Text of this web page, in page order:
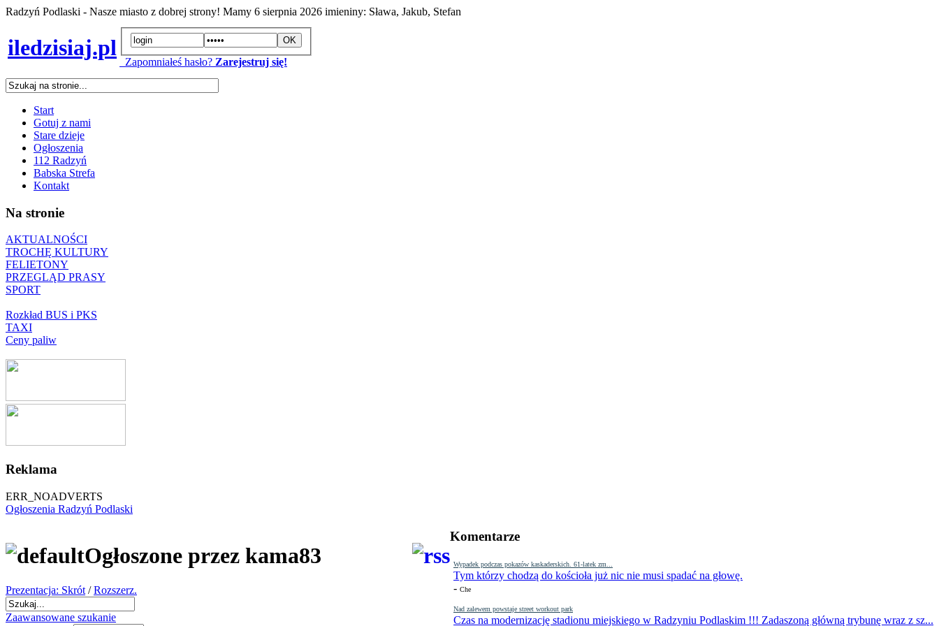
Radzyń Podlaski - Nasze miasto z dobrej strony! Mamy 6 sierpnia 2026 imieniny: Sława, Jakub, Stefan
iledzisiaj.pl
Zapomniałeś hasło? Zarejestruj się!
Start
Gotuj z nami
Stare dzieje
Ogłoszenia
112 Radzyń
Babska Strefa
Kontakt
Na stronie
AKTUALNOŚCI
TROCHĘ KULTURY
FELIETONY
PRZEGLĄD PRASY
SPORT
Rozkład BUS i PKS
TAXI
Ceny paliw
Reklama
ERR_NOADVERTS
Komentarze
Wypadek podczas pokazów kaskaderskich. 61-latek zm...
Tym którzy chodzą do kościoła już nic nie musi spadać na głowę.
- Che
Nad zalewem powstaje street workout park
Czas na modernizację stadionu miejskiego w Radzyniu Podlaskim !!! Zadaszoną główną trybunę wraz z sz...
Ogłoszenia Radzyń Podlaski
Ogłoszone przez kama83
Prezentacja: Skrót /Rozszerz.
Zaawansowane szukanie